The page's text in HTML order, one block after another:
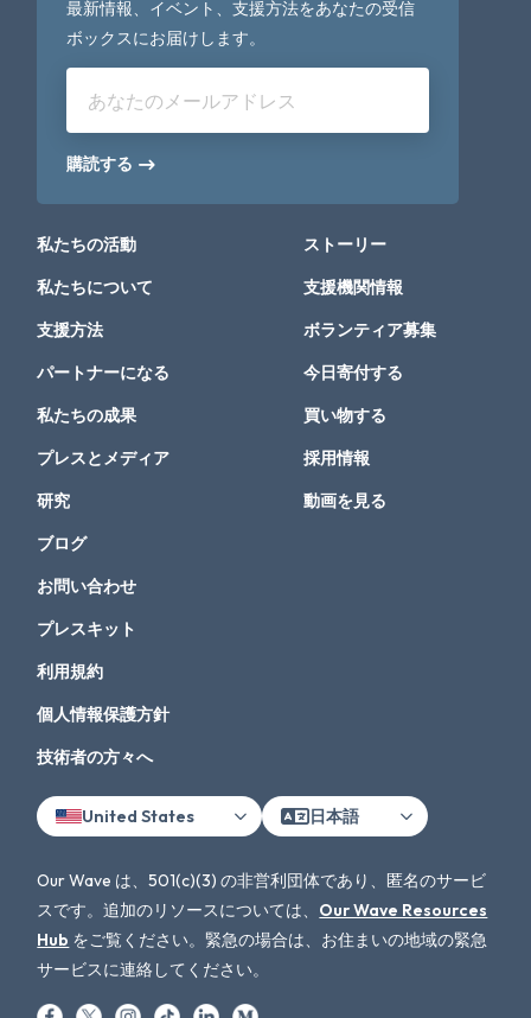
最新情報、イベント、支援方法をあなたの受信
ボックスにお届けします。
あなたのメールアドレス
購読する
私たちの活動
私たちについて
支援方法
パートナーになる
私たちの成果
プレスとメディア
研究
ストーリー
支援機関情報
ボランティア募集
今日寄付する
買い物する
採用情報
動画を見る
ブログ
お問い合わせ
プレスキット
利用規約
個人情報保護方針
技術者の方々へ
United States 日本語
Our Wave は、501(c)(3) の非営利団体であり、匿名のサービ
スです。追加のリソースについては、 Our Wave Resources
Hub をご覧ください。緊急の場合は、お住まいの地域の緊急
サービスに連絡してください。